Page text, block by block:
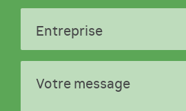
l'entité ; la
dans le cadre de la
dans certaines entités.
Entreprise
Votre message